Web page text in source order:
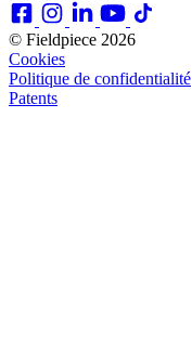
© Fieldpiece 2026
Cookies
Politique de confidentialité
Patents